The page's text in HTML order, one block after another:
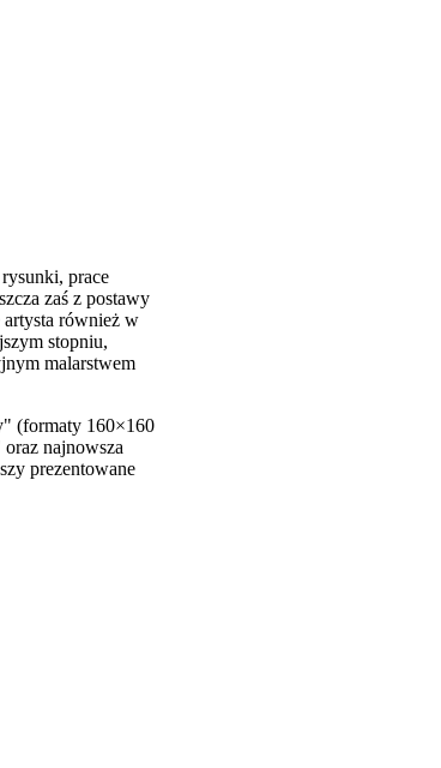
prace
zaś z postawy
również w
stopniu,
malarstwem
(formaty 160×160
najnowsza
prezentowane